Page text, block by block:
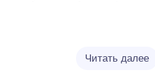
Читать далее